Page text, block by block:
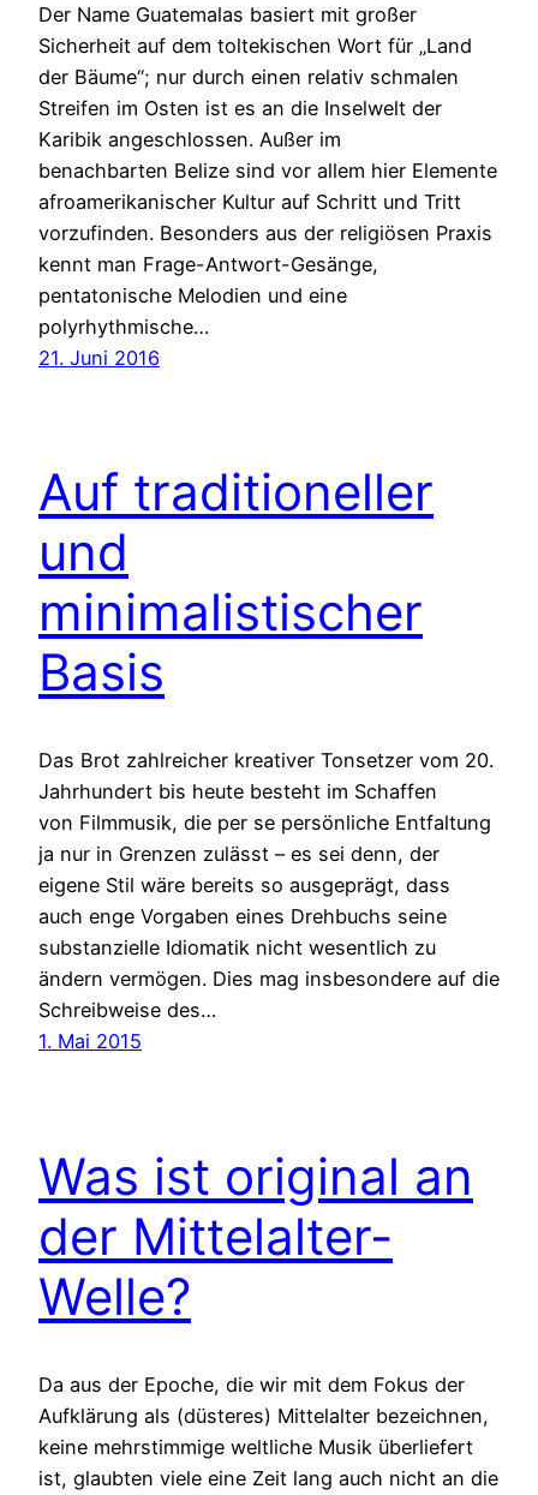
Der Name Guatemalas basiert mit großer
Sicherheit auf dem toltekischen Wort für „Land
der Bäume“; nur durch einen relativ schmalen
Streifen im Osten ist es an die Inselwelt der
Karibik angeschlossen. Außer im
benachbarten Belize sind vor allem hier Elemente
afroamerikanischer Kultur auf Schritt und Tritt
vorzufinden. Besonders aus der religiösen Praxis
kennt man Frage-Antwort-Gesänge,
pentatonische Melodien und eine
polyrhythmische…
21. Juni 2016
Auf traditioneller
und
minimalistischer
Basis
Das Brot zahlreicher kreativer Tonsetzer vom 20.
Jahrhundert bis heute besteht im Schaffen
von Filmmusik, die per se persönliche Entfaltung
ja nur in Grenzen zulässt – es sei denn, der
eigene Stil wäre bereits so ausgeprägt, dass
auch enge Vorgaben eines Drehbuchs seine
substanzielle Idiomatik nicht wesentlich zu
ändern vermögen. Dies mag insbesondere auf die
Schreibweise des…
1. Mai 2015
Was ist original an
der Mittelalter-
Welle?
Da aus der Epoche, die wir mit dem Fokus der
Aufklärung als (düsteres) Mittelalter bezeichnen,
keine mehrstimmige weltliche Musik überliefert
ist, glaubten viele eine Zeit lang auch nicht an die